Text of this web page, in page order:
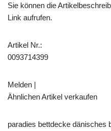
Sie können die
Link aufrufen.
Artikel Nr.:
0093714399
Melden |
Ähnlichen Artikel verkaufen
paradies bettdecke dänisches